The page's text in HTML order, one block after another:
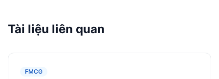
Tài liệu liên quan
FMCG